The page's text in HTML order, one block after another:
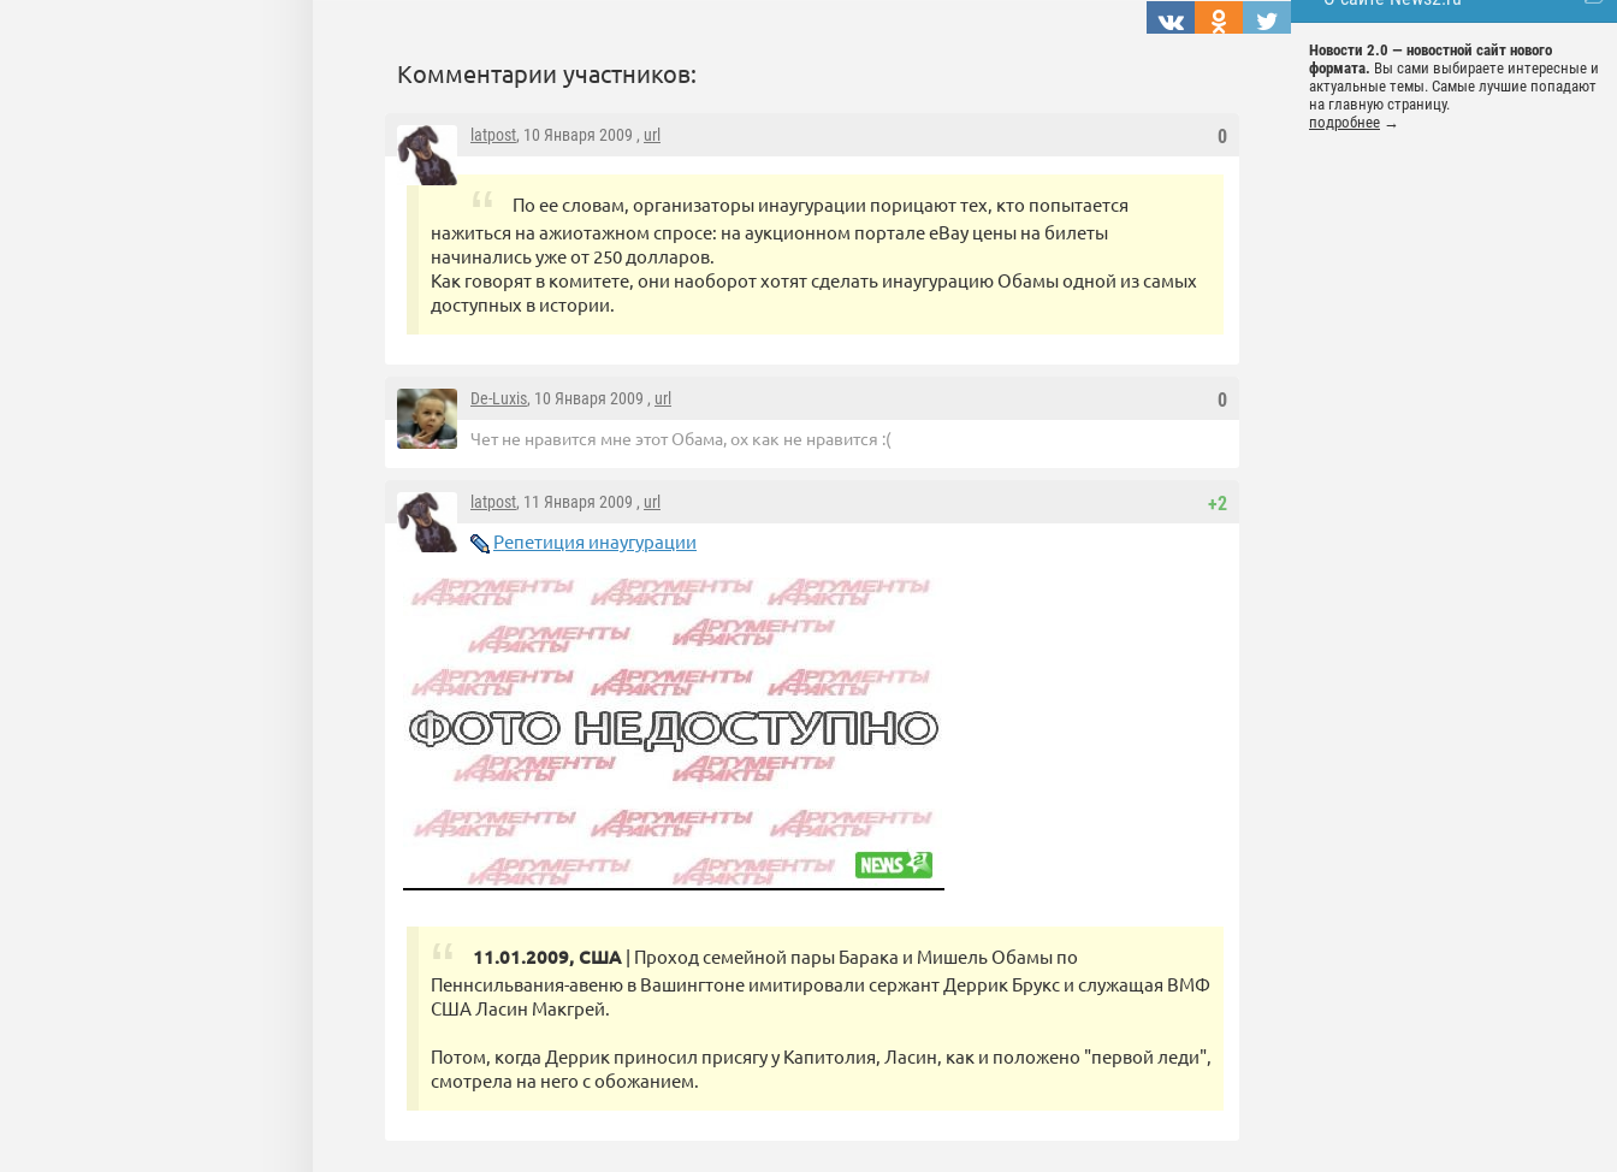
Новости 2.0 — новостной сайт нового
формата. Вы сами выбираете интересные и
актуальные темы. Самые лучшие попадают
на главную страницу.
подробнее →
Комментарии участников:
0
latpost, 10 Января 2009 , url
По ее словам, организаторы инаугурации порицают тех, кто попытается
нажиться на ажиотажном спросе: на аукционном портале eBay цены на билеты
начинались уже от 250 долларов.
Как говорят в комитете, они наоборот хотят сделать инаугурацию Обамы одной из самых
доступных в истории.
0
De-Luxis, 10 Января 2009 , url
Чет не нравится мне этот Обама, ох как не нравится :(
+2
latpost, 11 Января 2009 , url
Репетиция инаугурации
11.01.2009, США | Проход семейной пары Барака и Мишель Обамы по
Пеннсильвания-авеню в Вашингтоне имитировали сержант Деррик Брукс и служащая ВМФ
США Ласин Макгрей.
Потом, когда Деррик приносил присягу у Капитолия, Ласин, как и положено "первой леди",
смотрела на него с обожанием.